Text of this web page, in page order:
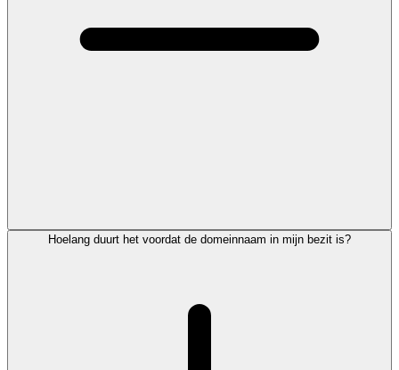
Hoelang duurt het voordat de domeinnaam in mijn bezit is?